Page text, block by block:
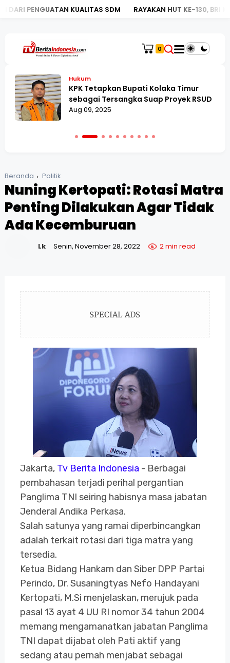
KUALITAS SDM RAYAKAN HUT KE-130, BRI KC MEGA
0
Hukum
KPK Tetapkan Bupati Kolaka Timur
sebagai Tersangka Suap Proyek RSUD
Aug 09, 2025
Beranda Politik
Nuning Kertopati: Rotasi Matra
Penting Dilakukan Agar Tidak
Ada Kecemburuan
Lk Senin, November 28, 2022 2 min read
SPECIAL ADS
Jakarta, Tv Berita Indonesia - Berbagai
pembahasan terjadi perihal pergantian
Panglima TNI seiring habisnya masa jabatan
Jenderal Andika Perkasa.
Salah satunya yang ramai diperbincangkan
adalah terkait rotasi dari tiga matra yang
tersedia.
Ketua Bidang Hankam dan Siber DPP Partai
Perindo, Dr. Susaningtyas Nefo Handayani
Kertopati, M.Si menjelaskan, merujuk pada
pasal 13 ayat 4 UU RI nomor 34 tahun 2004
memang mengamanatkan jabatan Panglima
TNI dapat dijabat oleh Pati aktif yang
sedang atau pernah menjabat sebagai